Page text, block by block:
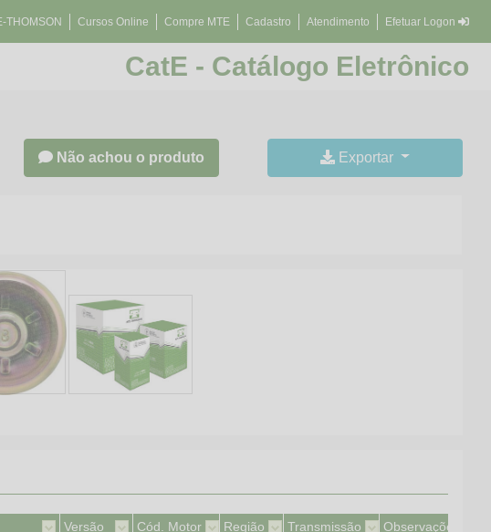
THOMSON Cursos Online Compre MTE Cadastro Atendimento Efetuar Logon
CatE - Catálogo Eletrônico
Não achou o produto Exportar
Versão Cód. Motor Região Transmissão
Observações